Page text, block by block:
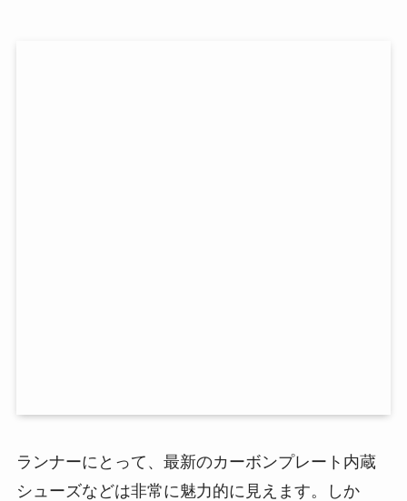
ランナーにとって、最新のカーボンプレート内蔵
シューズなどは非常に魅力的に見えます。しか